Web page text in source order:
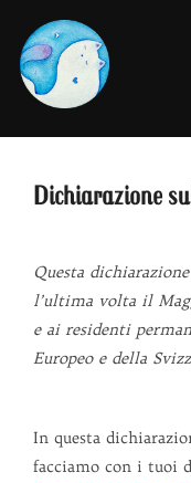
contenuto
Dichiarazione
Questa
l’ultima volta il
e ai residenti
Europeo e della
In questa
facciamo con i tuoi